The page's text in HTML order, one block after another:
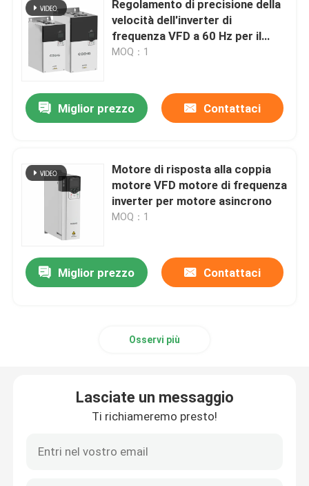
inverter ibrido solare
Regolamento di precisione della
velocità dell'inverter di
frequenza VFD a 60 Hz per il
funzionamento a 16 gradi
MOQ：1
Miglior prezzo Contattaci
Motore di risposta alla coppia
motore VFD motore di frequenza
inverter per motore asincrono
MOQ：1
Miglior prezzo Contattaci
Osservi più
Lasciate un messaggio
Ti richiameremo presto!